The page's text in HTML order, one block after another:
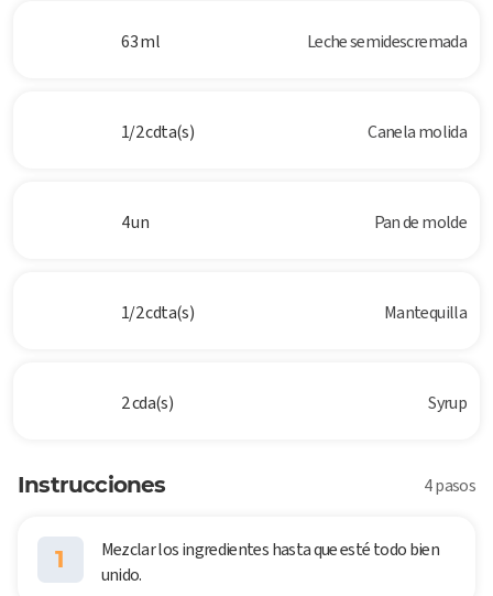
63 ml Leche semidescremada
1/2 cdta(s) Canela molida
4 un Pan de molde
1/2 cdta(s) Mantequilla
2 cda(s) Syrup
Instrucciones 4 pasos
1
Mezclar los ingredientes hasta que esté todo bien
unido.